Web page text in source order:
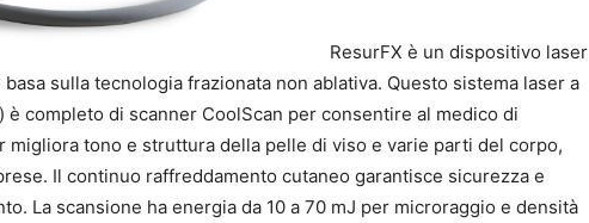
ResurFX è un dispositivo laser
sulla tecnologia frazionata non ablativa. Questo sistema laser a
è completo di scanner CoolScan per consentire al medico di
migliora tono e struttura della pelle di viso e varie parti del corpo,
Il continuo raffreddamento cutaneo garantisce sicurezza e
La scansione ha energia da 10 a 70 mJ per microraggio e densità